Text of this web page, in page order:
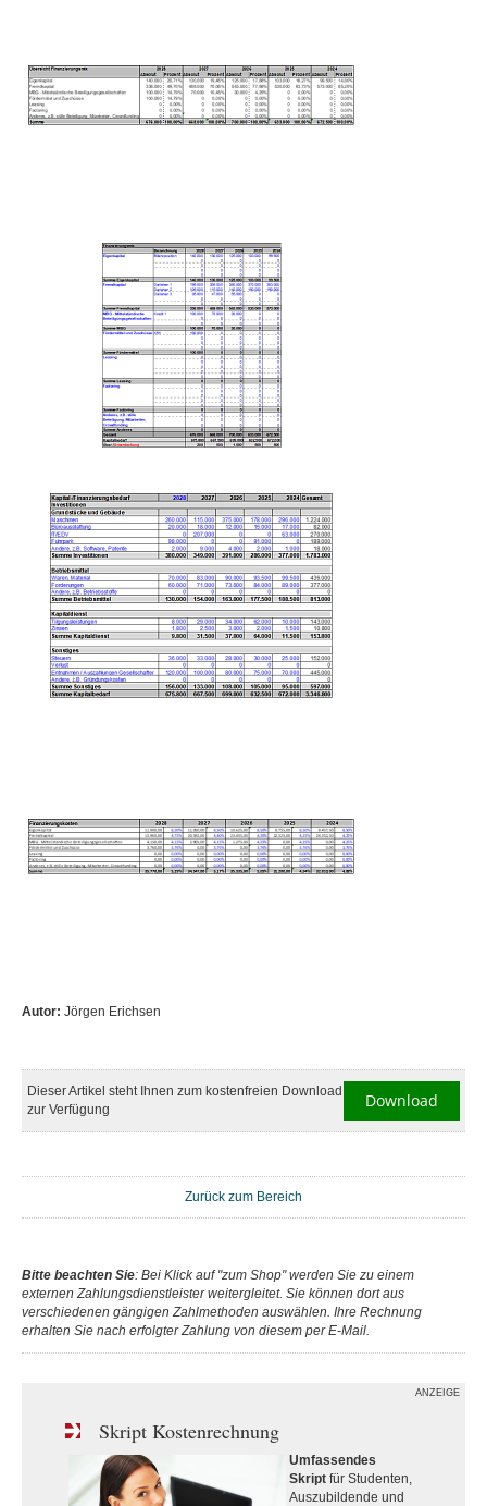
Autor: Jörgen Erichsen
Dieser Artikel steht Ihnen zum kostenfreien Download
zur Verfügung
Download
Zurück zum Bereich
Bitte beachten Sie: Bei Klick auf "zum Shop" werden Sie zu einem
externen Zahlungsdienstleister weitergleitet. Sie können dort aus
verschiedenen gängigen Zahlmethoden auswählen. Ihre Rechnung
erhalten Sie nach erfolgter Zahlung von diesem per E-Mail.
ANZEIGE
Skript Kostenrechnung
Umfassendes
Skript für Studenten,
Auszubildende und